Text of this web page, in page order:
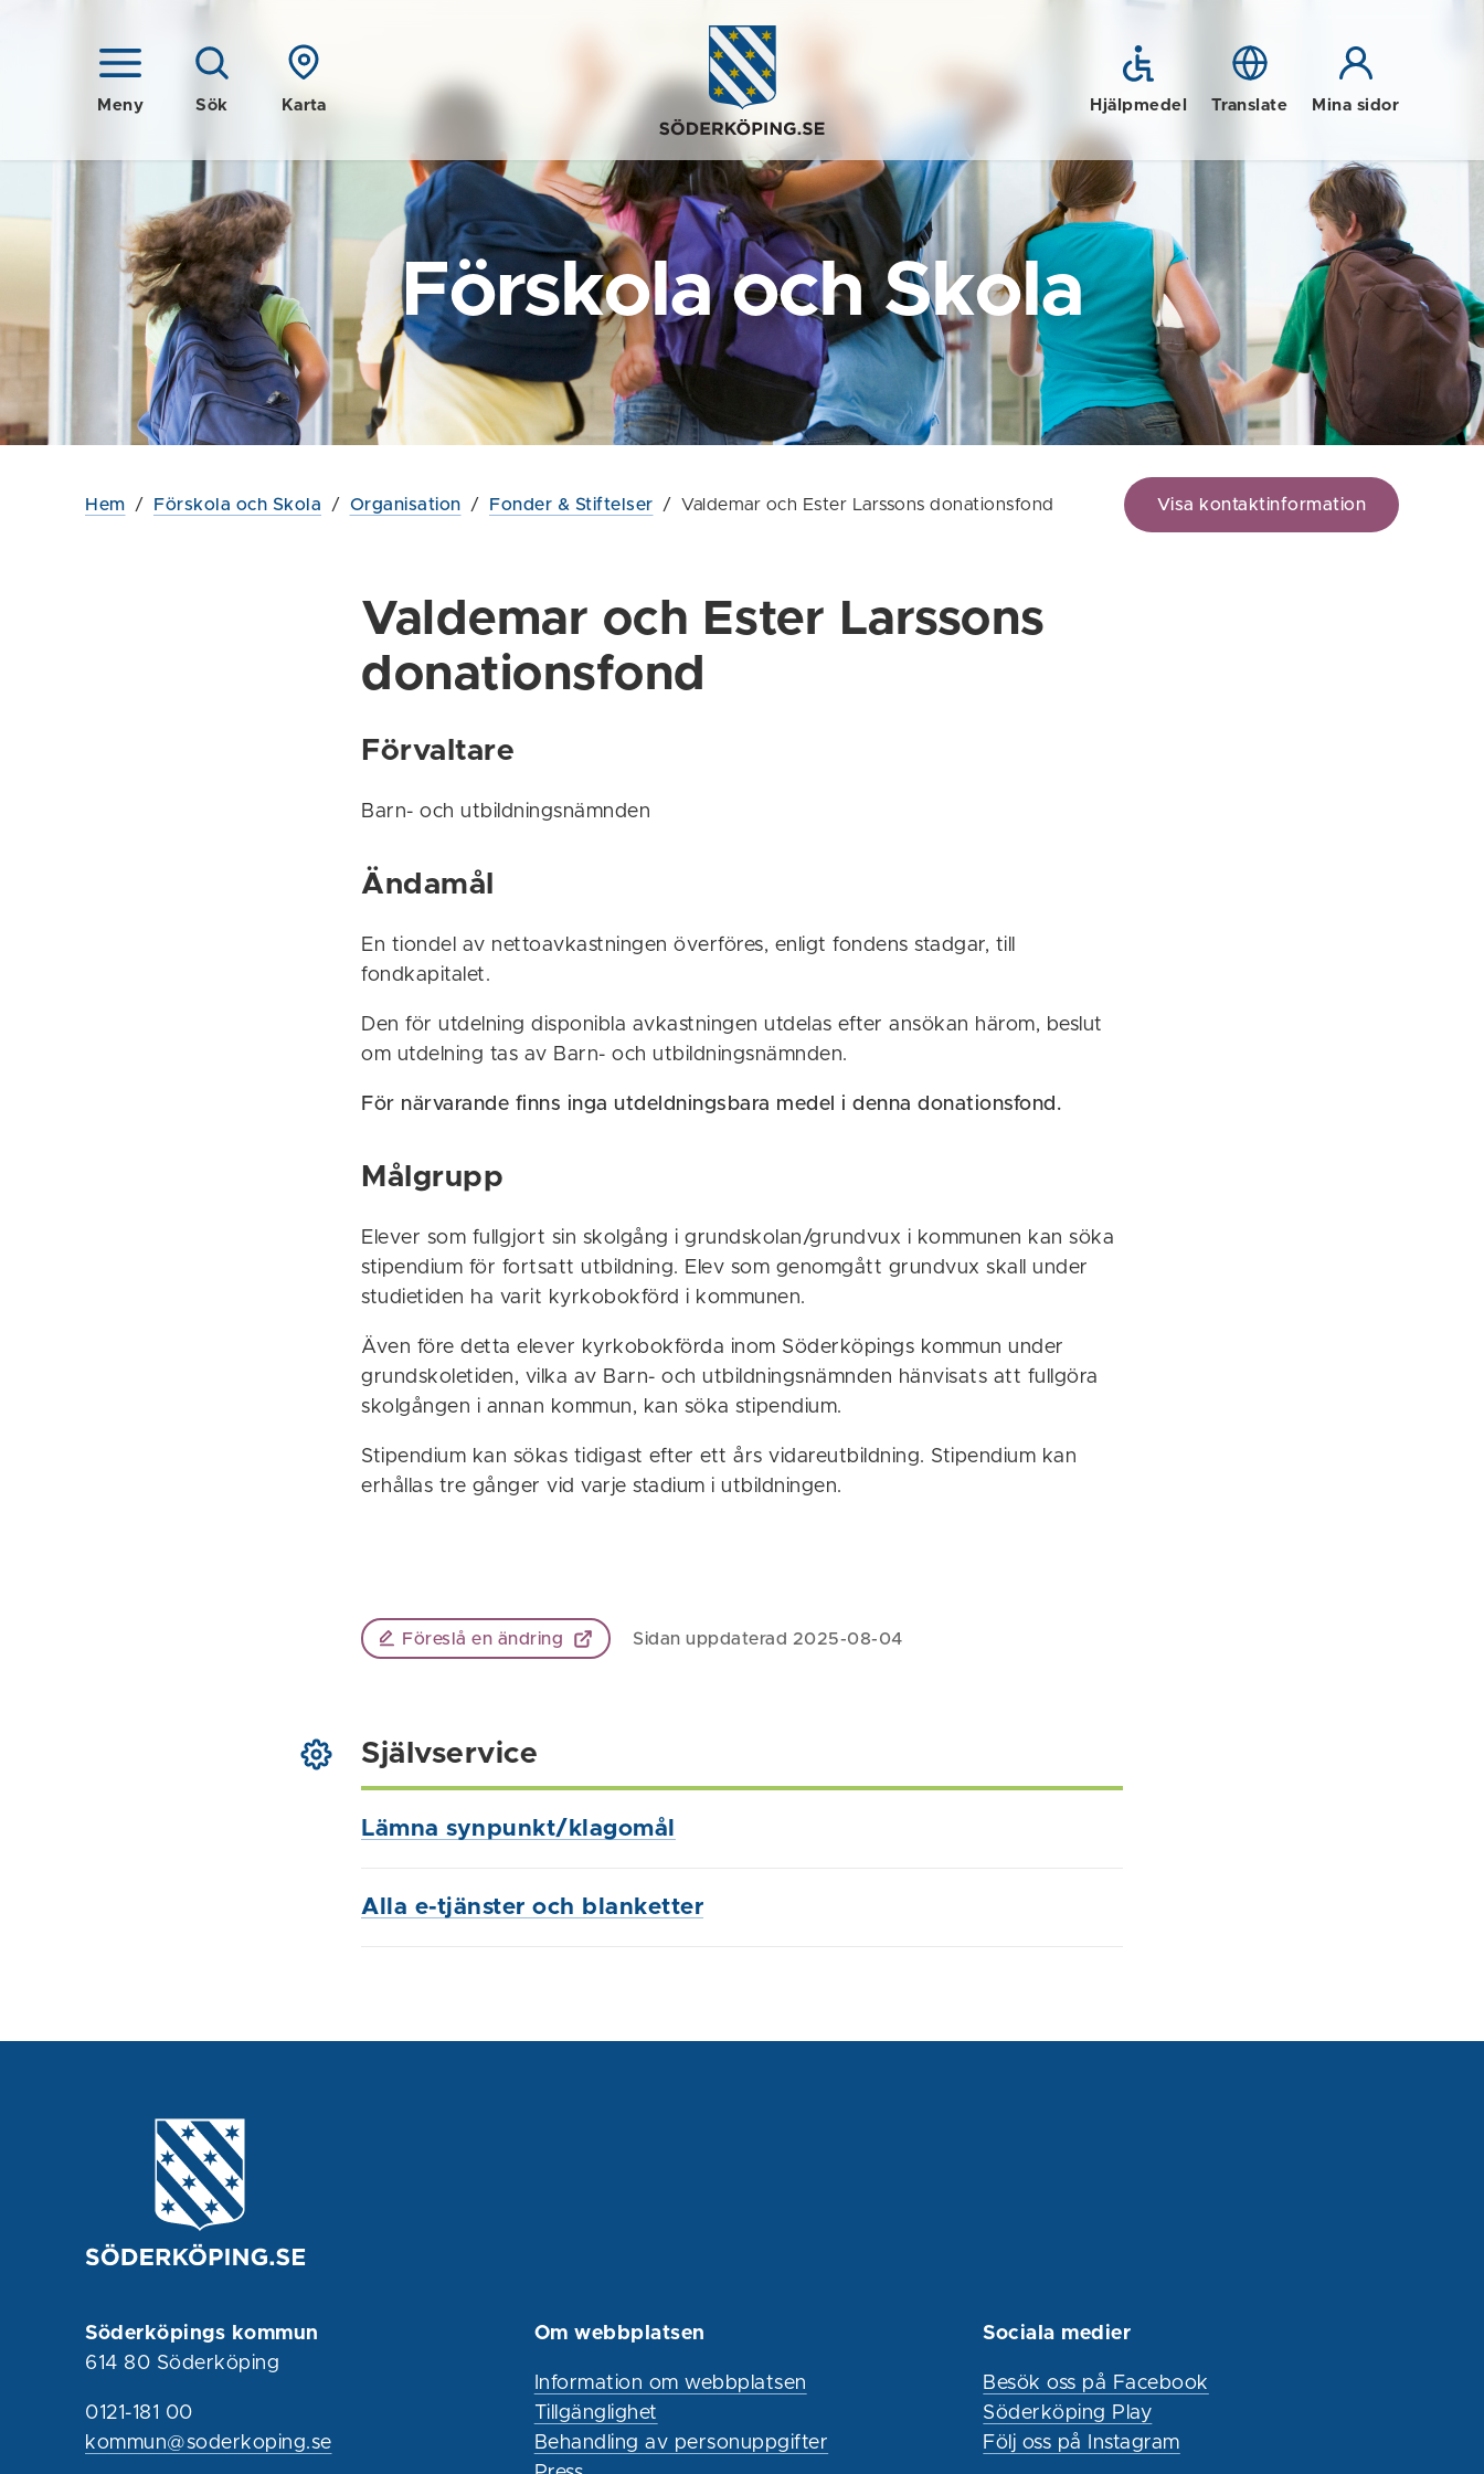
Meny Sök Karta Hjälpmedel Translate Mina sidor
Förskola och Skola
Hem / Förskola och Skola / Organisation / Fonder & Stiftelser / Valdemar och Ester Larssons donationsfond Visa kontaktinformation
Valdemar och Ester Larssons
donationsfond
Förvaltare
Barn- och utbildningsnämnden
Ändamål
En tiondel av nettoavkastningen överföres, enligt fondens stadgar, till
fondkapitalet.
Den för utdelning disponibla avkastningen utdelas efter ansökan härom, beslut
om utdelning tas av Barn- och utbildningsnämnden.
För närvarande finns inga utdeldningsbara medel i denna donationsfond.
Målgrupp
Elever som fullgjort sin skolgång i grundskolan/grundvux i kommunen kan söka
stipendium för fortsatt utbildning. Elev som genomgått grundvux skall under
studietiden ha varit kyrkobokförd i kommunen.
Även före detta elever kyrkobokförda inom Söderköpings kommun under
grundskoletiden, vilka av Barn- och utbildningsnämnden hänvisats att fullgöra
skolgången i annan kommun, kan söka stipendium.
Stipendium kan sökas tidigast efter ett års vidareutbildning. Stipendium kan
erhållas tre gånger vid varje stadium i utbildningen.
Föreslå en ändring Sidan uppdaterad 2025-08-04
Självservice
Lämna synpunkt/klagomål
Alla e-tjänster och blanketter
Söderköpings kommun
614 80 Söderköping
0121-181 00
kommun@soderkoping.se
Om webbplatsen
Information om webbplatsen
Tillgänglighet
Behandling av personuppgifter
Sociala medier
Besök oss på Facebook
Söderköping Play
Följ oss på Instagram